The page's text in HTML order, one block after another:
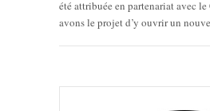
été attribuée en partenariat avec
avons le projet d’y ouvrir un